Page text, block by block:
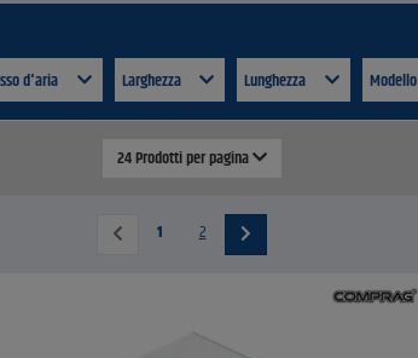
d'aria Larghezza Lunghezza Modello
24 Prodotti per pagina
1 2